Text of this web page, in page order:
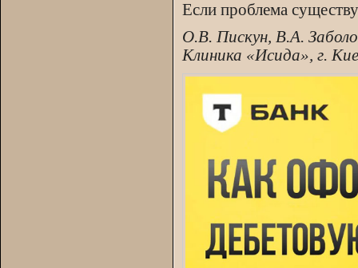
Если проблема
О.В. Пискун, В.А.
Клиника «Исида», г.